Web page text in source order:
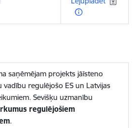
saņēmējam projekts jāīsteno
vadību regulējošo ES un Latvijas
Sevišķu uzmanību
regulējošiem
.